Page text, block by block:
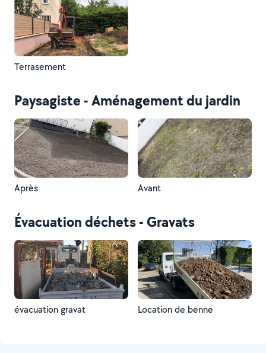
Terrasement
Paysagiste - Aménagement du jardin
Après Avant
Évacuation déchets - Gravats
évacuation gravat Location de benne